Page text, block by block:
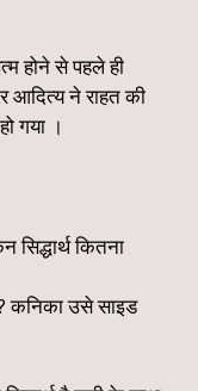
होने से पहले ही
ने राहत की
गया ।
सिद्धार्थ कितना
कनिका उसे साइड